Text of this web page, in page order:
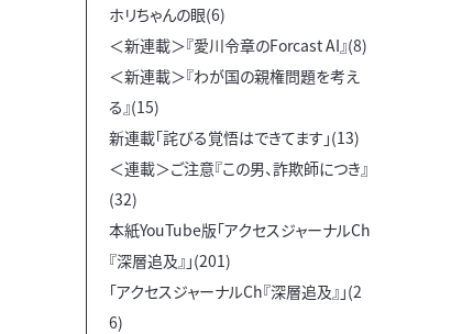
ホリちゃんの眼(6)
＜新連載＞『愛川令章のForcast AI』(8)
＜新連載＞『わが国の親権問題を考え
る』(15)
新連載「詫びる覚悟はできてます」(13)
＜連載＞ご注意『この男、詐欺師につき』
(32)
本紙YouTube版「アクセスジャーナルCh
『深層追及』」(201)
「アクセスジャーナルCh『深層追及』」(2
6)